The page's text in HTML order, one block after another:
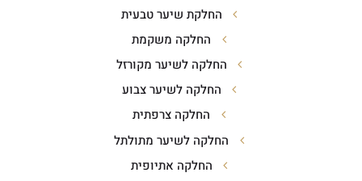
החלקת שיער טבעית
החלקה משקמת
החלקה לשיער מקורזל
החלקה לשיער צבוע
החלקה צרפתית
החלקה לשיער מתולתל
החלקה אתיופית